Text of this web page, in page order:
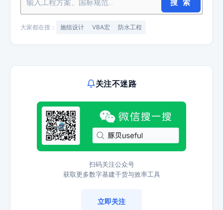
搜 索
大家都在搜： 施组设计 VBA宏 防水工程
关注不迷路
扫码关注公众号
获取更多数字基建干货与效率工具
立即关注